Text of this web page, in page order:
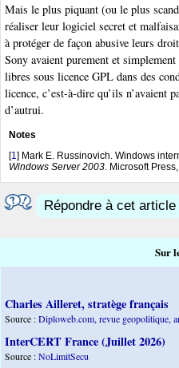
Mais le plus piquant (ou le plus
réaliser leur logiciel secret et
à protéger de façon abusive leurs
Sony avaient purement et
libres sous licence GPL dans des
licence, c’est-à-dire qu’ils n’avaient
d’autrui.
Notes
[1] Mark E. Russinovich. Windows
Windows Server 2003. Microsoft
Répondre à cet article
Sur
Charles Ailleret, stratège français
Source :Diploweb.com, revue geopolitique,
InterCERT France (Juillet 2026)
Source :NoLimitSecu